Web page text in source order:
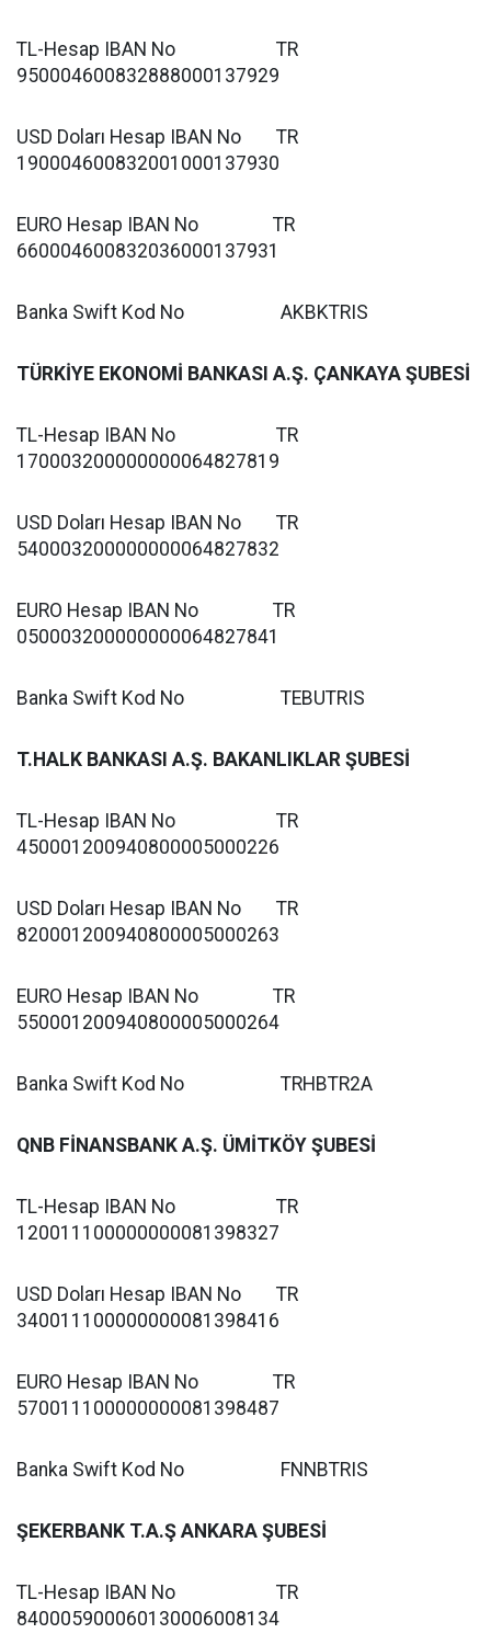
TL-Hesap IBAN No TR
950004600832888000137929
USD Doları Hesap IBAN No TR
190004600832001000137930
EURO Hesap IBAN No TR
660004600832036000137931
Banka Swift Kod No AKBKTRIS
TÜRKİYE EKONOMİ BANKASI A.Ş. ÇANKAYA ŞUBESİ
TL-Hesap IBAN No TR
170003200000000064827819
USD Doları Hesap IBAN No TR
540003200000000064827832
EURO Hesap IBAN No TR
050003200000000064827841
Banka Swift Kod No TEBUTRIS
T.HALK BANKASI A.Ş. BAKANLIKLAR ŞUBESİ
TL-Hesap IBAN No TR
450001200940800005000226
USD Doları Hesap IBAN No TR
820001200940800005000263
EURO Hesap IBAN No TR
550001200940800005000264
Banka Swift Kod No TRHBTR2A
QNB FİNANSBANK A.Ş. ÜMİTKÖY ŞUBESİ
TL-Hesap IBAN No TR
120011100000000081398327
USD Doları Hesap IBAN No TR
340011100000000081398416
EURO Hesap IBAN No TR
570011100000000081398487
Banka Swift Kod No FNNBTRIS
ŞEKERBANK T.A.Ş ANKARA ŞUBESİ
TL-Hesap IBAN No TR
840005900060130006008134